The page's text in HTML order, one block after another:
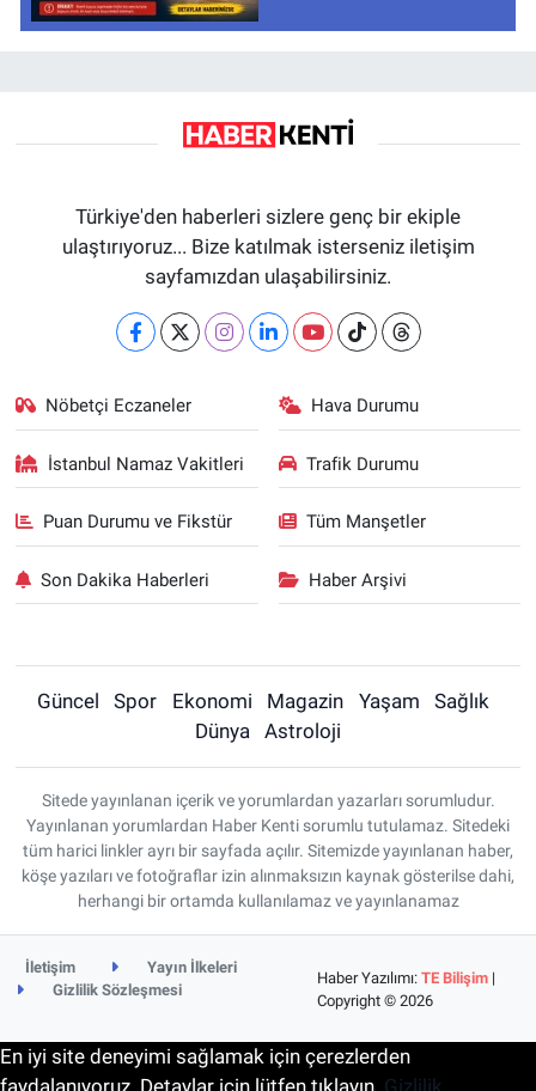
Türkiye'den haberleri sizlere genç bir ekiple
ulaştırıyoruz... Bize katılmak isterseniz iletişim
sayfamızdan ulaşabilirsiniz.
Nöbetçi Eczaneler Hava Durumu
İstanbul Namaz Vakitleri Trafik Durumu
Puan Durumu ve Fikstür Tüm Manşetler
Son Dakika Haberleri Haber Arşivi
Güncel Spor Ekonomi Magazin Yaşam
Sağlık
Dünya
Astroloji
Sitede yayınlanan içerik ve yorumlardan yazarları sorumludur.
Yayınlanan yorumlardan Haber Kenti sorumlu tutulamaz. Sitedeki
tüm harici linkler ayrı bir sayfada açılır. Sitemizde yayınlanan haber,
köşe yazıları ve fotoğraflar izin alınmaksızın kaynak gösterilse dahi,
herhangi bir ortamda kullanılamaz ve yayınlanamaz
İletişim
Yayın İlkeleri
Gizlilik Sözleşmesi
Haber Yazılımı:TE Bilişim |
Copyright © 2026
En iyi site deneyimi sağlamak için çerezlerden